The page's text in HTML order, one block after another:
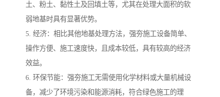
土、粉土、黏性土及回填土等，尤其在处理大面积的软
弱地基时具有显著优势。
5. 经济：相比其他地基处理方法，强夯施工设备简单、
操作方便、施工速度快，且成本较低，具有较高的经济
效益。
6. 环保节能：强夯施工无需使用化学材料或大量机械设
备，减少了环境污染和能源消耗，符合绿色施工的理